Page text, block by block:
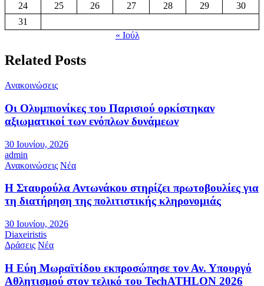
24
25 26 27 28 29
30
31
« Ιούλ
Related Posts
Ανακοινώσεις
Οι Ολυμπιονίκες του Παρισιού ορκίστηκαν
αξιωματικοί των ενόπλων δυνάμεων
30 Ιουνίου, 2026
admin
Ανακοινώσεις Νέα
Η Σταυρούλα Αντωνάκου στηρίζει πρωτοβουλίες για
τη διατήρηση της πολιτιστικής κληρονομιάς
30 Ιουνίου, 2026
Diaxeiristis
Δράσεις Νέα
Η Εύη Μωραϊτίδου εκπροσώπησε τον Αν. Υπουργό
Αθλητισμού στον τελικό του TechATHLON 2026